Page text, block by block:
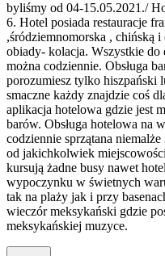
byliśmy od 04-15.05.2021./
6. Hotel posiada restauracje
,śródziemnomorska , chińską
obiady- kolacja. Wszystkie
można codziennie. Obsługa
porozumiesz tylko hiszpański
smaczne każdy znajdzie coś
aplikacja hotelowa gdzie jest
barów. Obsługa hotelowa na
codziennie sprzątana
od jakichkolwiek
kursują żadne busy nawet
wypoczynku w świetnych
tak na plaży jak i przy
wieczór meksykański gdzie
meksykańskiej muzyce.